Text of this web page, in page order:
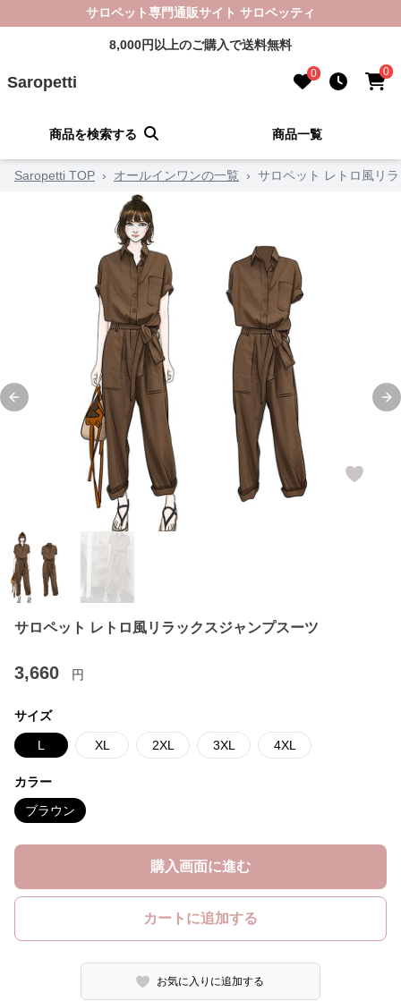
サロペット専門通販サイト サロペッティ
8,000円以上のご購入で送料無料
Saropetti 0 0
商品を検索する 商品一覧
Saropetti TOP › オールインワンの一覧 › サロペット レトロ風リ
Previous slide
サロペット レトロ風リラックスジャンプスーツ
3,660 円
サイズ
L XL 2XL 3XL 4XL
カラー
ブラウン
購入画面に進む
カートに追加する
お気に入りに追加する